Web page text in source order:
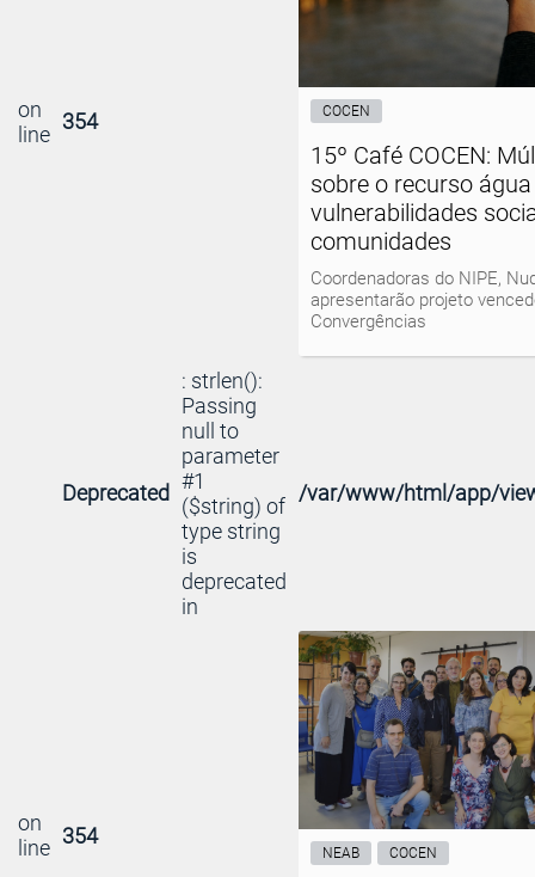
on
line 354 COCEN
15º Café COCEN:
sobre o recurso
vulnerabilidades
comunidades
Coordenadoras do NIPE,
apresentarão projeto
Convergências
Deprecated
: strlen():
Passing
null to
parameter
#1
($string) of
type string
is
deprecated
in
/var/www/html/app/
on
line 354
NEAB COCEN